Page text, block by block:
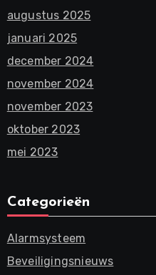
augustus 2025
januari 2025
december 2024
november 2024
november 2023
oktober 2023
mei 2023
Categorieën
Alarmsysteem
Beveiligingsnieuws